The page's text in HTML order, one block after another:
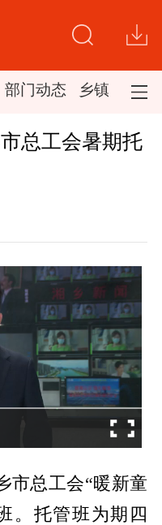
部门动态 乡镇新闻
总工会暑期托
市总工会“暖新童
。托管班为期四